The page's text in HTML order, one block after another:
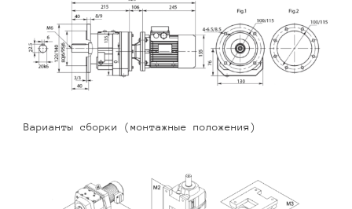
Варианты сборки (монтажные положения)